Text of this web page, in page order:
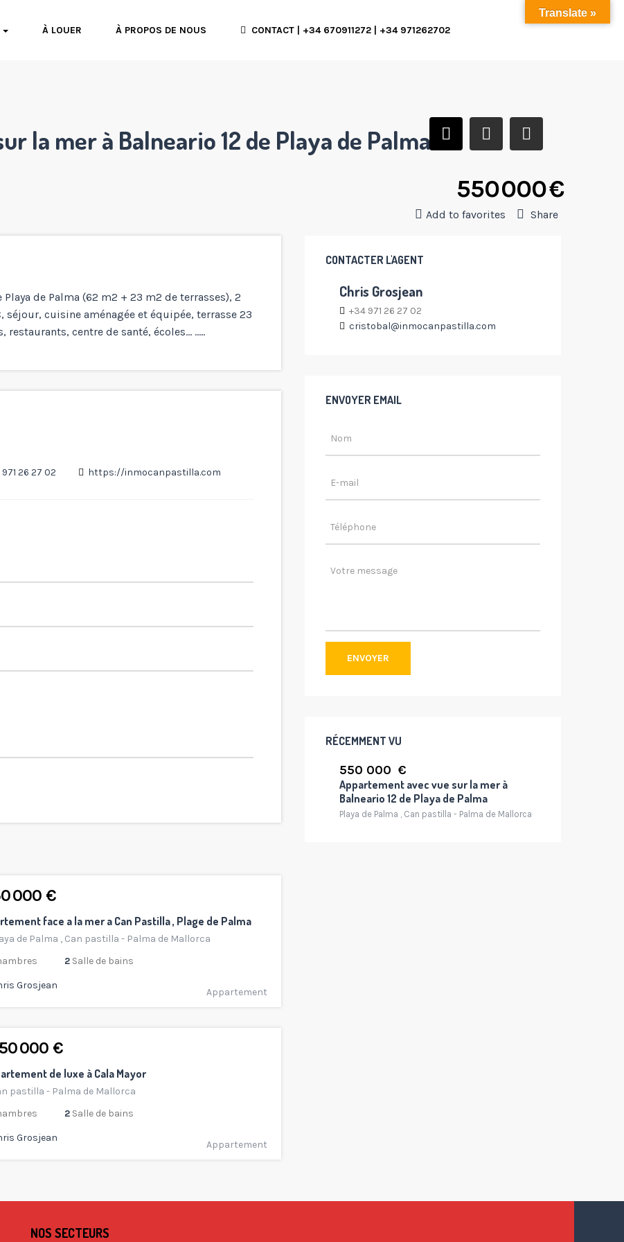
À LOUER À PROPOS DE NOUS CONTACT | +34 670911272 | +34 971262702
la mer à Balneario 12 de Playa de Palma
550 000 €
Share
Add to favorites
de Palma (62 m2 + 23 m2 de terrasses), 2
séjour, cuisine aménagée et équipée, terrasse 23
restaurants, centre de santé, écoles… …..
26 27 02 https://inmocanpastilla.com
000 €
face a la mer a Can Pastilla , Plage de Palma
de Palma , Can pastilla - Palma de Mallorca
2 Salle de bains
Grosjean
Appartement
000 €
de luxe à Cala Mayor
pastilla - Palma de Mallorca
2 Salle de bains
Grosjean
Appartement
CONTACTER L'AGENT
Chris Grosjean
+34 971 26 27 02
cristobal@inmocanpastilla.com
ENVOYER EMAIL
ENVOYER
RÉCEMMENT VU
550 000 €
Appartement avec vue sur la mer à
Balneario 12 de Playa de Palma
Playa de Palma , Can pastilla - Palma de Mallorca
NOS SECTEURS
Translate »